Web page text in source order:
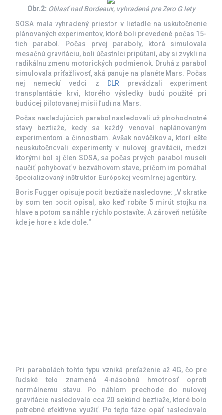
Obr.2: Oblasť nad Bordeaux, vyhradená pre Zero G lety
SOSA mala vyhradený priestor v lietadle na uskutočnenie
plánovaných experimentov, ktoré boli prevedené počas 15-
tich parabol. Počas prvej paraboly, ktorá simulovala
mesačnú gravitáciu, boli účastníci pripútaní, aby si zvykli na
radikálnu zmenu motorických podmienok. Druhá z parabol
simulovala príťažlivosť, aká panuje na planéte Mars. Počas
nej nemeckí vedci z
DLRprevádzali experiment
transplantácie krvi, ktorého výsledky budú použité pri
budúcej pilotovanej misii ľudí na Mars.
Počas nasledujúcich parabol nasledovali už plnohodnotné
stavy beztiaže, kedy sa každý venoval naplánovaným
experimentom a činnostiam. Avšak nováčikovia, ktorí ešte
neuskutočnovali experimenty v nulovej gravitácii, medzi
ktorými bol aj člen SOSA, sa počas prvých parabol museli
naučiť pohybovať v bezváhovom stave, pričom im pomáhal
špecializovaný inštruktor Európskej vesmírnej agentúry.
Boris Fugger opisuje pocit beztiaže nasledovne: „V skratke
by som ten pocit opísal, ako keď robíte 5 minút stojku na
hlave a potom sa náhle rýchlo postavíte. A zároveň netúšíte
kde je hore a kde dole.“
Pri parabolách tohto typu vzniká preťaženie až 4G, čo pre
ľudské telo znamená 4-násobnú hmotnosť oproti
normálnemu stavu. Po náhlom prechode do nulovej
gravitácie nasledovalo cca 20 sekúnd beztiaže, ktoré bolo
potrebné efektívne využiť. Po tejto fáze opäť nasledovalo